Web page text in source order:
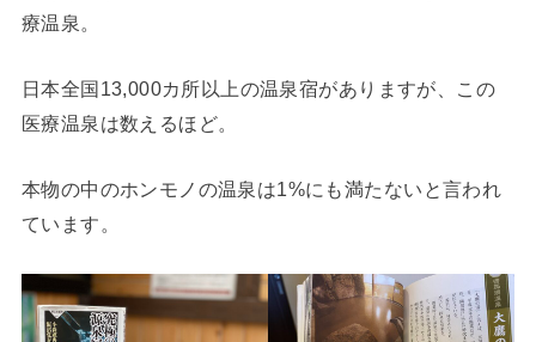
療温泉。
日本全国13,000カ所以上の温泉宿がありますが、この
医療温泉は数えるほど。
本物の中のホンモノの温泉は1%にも満たないと言われ
ています。